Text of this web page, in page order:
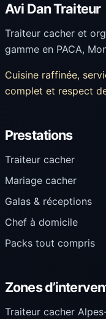
Avi Dan Traiteur
Traiteur cacher et
gamme en PACA,
Cuisine raffinée,
complet et respect
Prestations
Traiteur cacher
Mariage cacher
Galas & réceptions
Chef à domicile
Packs tout compris
Zones
Traiteur cacher